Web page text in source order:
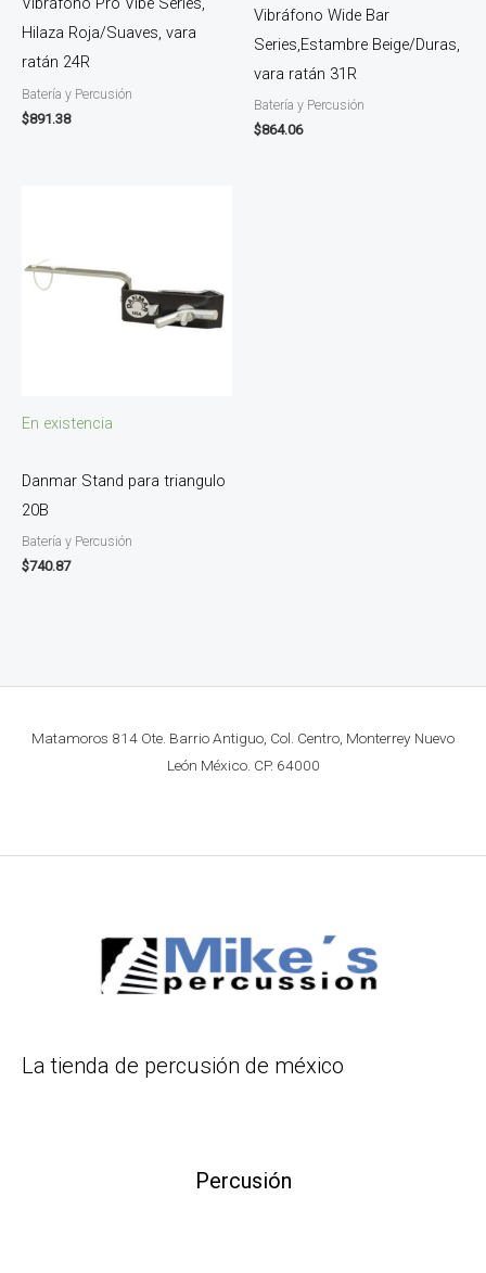
Hilaza Roja/Suaves, vara
ratán 24R
Batería y Percusión
$891.38
Vibráfono Wide Bar
Series,Estambre Beige/Duras,
vara ratán 31R
Batería y Percusión
$864.06
En existencia
Danmar Stand para triangulo
20B
Batería y Percusión
$740.87
Matamoros 814 Ote. Barrio Antiguo, Col. Centro, Monterrey Nuevo
León México. CP. 64000
La tienda de percusión de méxico
Percusión